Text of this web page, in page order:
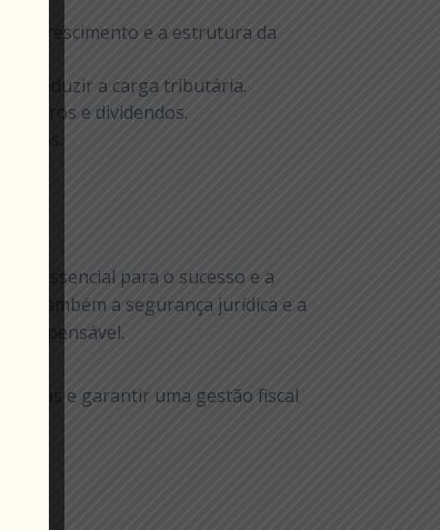
o crescimento e a estrutura da
reduzir a carga tributária.
lucros e dividendos.
é essencial para o sucesso e a
também a segurança jurídica e a
e garantir uma gestão fiscal